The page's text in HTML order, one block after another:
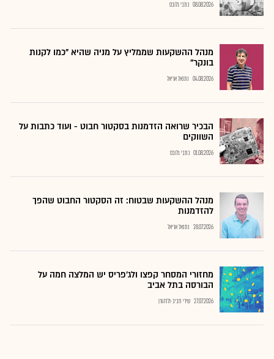
08.08.2026 כתבי גלובס
מנהל ההשקעות שממליץ על מניה שהיא "כמו לקנות
בונקר"
04.08.2026 נתנאל אריאל
הבכיר שרואה הזדמנות בסקטור חבוט - ועוד כתבות על
השווקים
01.08.2026 כתבי גלובס
מנהל ההשקעות שבטוח: זה הסקטור החבוט שהפך
להזדמנות
28.07.2026 נתנאל אריאל
מחזורי המסחר קפצו ולג'פריס יש המלצה חמה על
הבורסה בתל אביב
27.07.2026 שירי חביב-ולדהורן